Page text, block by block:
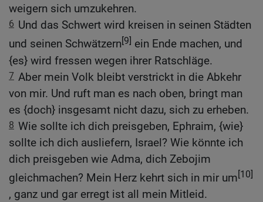
weigern sich umzukehren.
6 Und das Schwert wird kreisen in seinen Städten
und seinen Schwätzern[9] ein Ende machen, und
{es} wird fressen wegen ihrer Ratschläge.
7 Aber mein Volk bleibt verstrickt in die Abkehr
von mir. Und ruft man es nach oben, bringt man
es {doch} insgesamt nicht dazu, sich zu erheben.
8 Wie sollte ich dich preisgeben, Ephraim, {wie}
sollte ich dich ausliefern, Israel? Wie könnte ich
dich preisgeben wie Adma, dich Zebojim
gleichmachen? Mein Herz kehrt sich in mir um[10]
, ganz und gar erregt ist all mein Mitleid.